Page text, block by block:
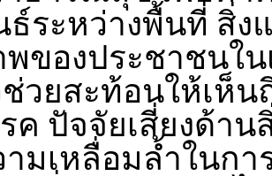
ระหว่างพื้นที่ สิ่ง
ของประชาชนใ
วยสะท้อนให้เห็น
ค ปัจจัยเสี่ยงด้า
มเหลื่อมล้ำในกา